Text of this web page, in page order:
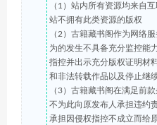
（1）站内所有资源均来自
站不拥有此类资源的版权
（2）古籍藏书阁作为网络
为的发生不具备充分监控能
指控并出示充分版权证明材
和非法转载作品以及停止继
（3）古籍藏书阁在满足前
不为此向原发布人承担违约
承担因侵权指控不成立而给